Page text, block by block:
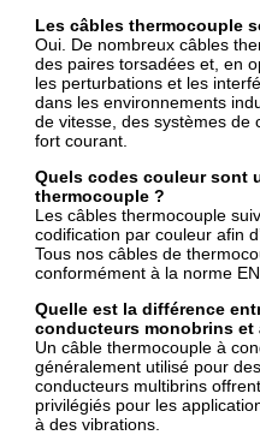
Les câbles thermocouple
Oui. De nombreux câbles
des paires torsadées et, en
les perturbations et les
dans les environnements
de vitesse, des systèmes de
fort courant.
Quels codes couleur sont
thermocouple ?
Les câbles thermocouple
codification par couleur afin
Tous nos câbles de
conformément à la norme
Quelle est la différence
conducteurs monobrins
Un câble thermocouple à
généralement utilisé pour
conducteurs multibrins
privilégiés pour les
à des vibrations.